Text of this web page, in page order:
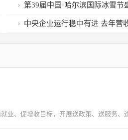
背后有着怎样的发展考量
第39届中国·哈尔滨国际冰雪节
中央企业运行稳中有进 去年营
业、促增收目标，开展送政策、送服务、